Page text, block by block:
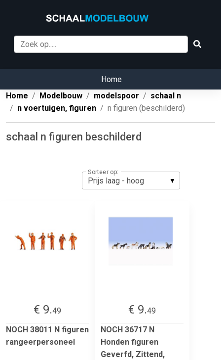
Home
Home
Modelbouw modelspoor
schaal n
n voertuigen, figuren
n figuren (beschilderd)
schaal n figuren beschilderd
Sorteer op:
€ 9.49
NOCH 38011 N figuren
rangeerpersoneel
€ 9.49
NOCH 36717 N
Honden figuren
Geverfd, Zittend,